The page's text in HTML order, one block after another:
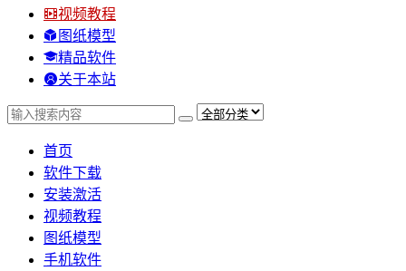
视频教程
图纸模型
精品软件
关于本站
首页
软件下载
安装激活
视频教程
图纸模型
手机软件